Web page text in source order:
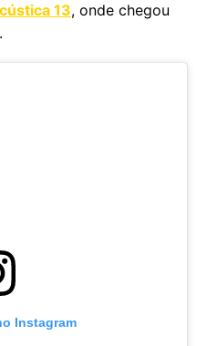
13, onde chegou
Instagram